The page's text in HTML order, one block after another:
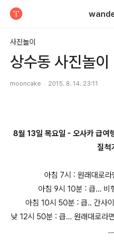
사진놀이
상수동 사진놀이
mooncake 2015. 8. 14. 23:11
8월 13일 목요일 - 오사카 급여
질척
아침 7시 : 원래대로
아침 9시 10분 : 큽... 비
아침 10시 50분 : 큽.. 간사
낮 12시 50분 : 큽... 원래대로라
...